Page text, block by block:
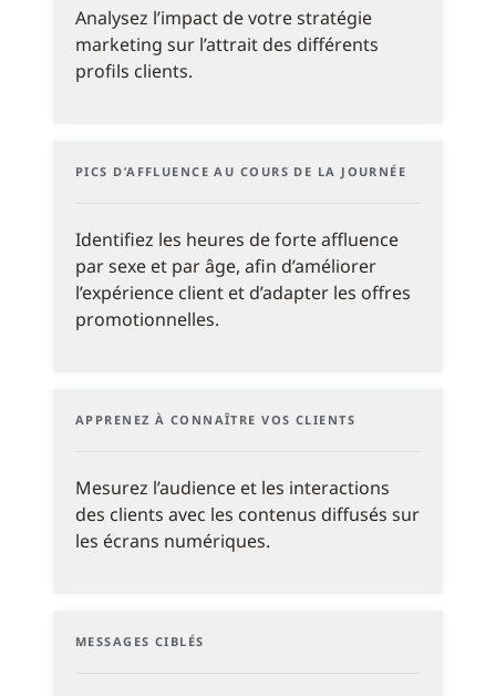
Analysez l’impact de votre stratégie
marketing sur l’attrait des différents
profils clients.
PICS D’AFFLUENCE AU COURS DE LA JOURNÉE
Identifiez les heures de forte affluence
par sexe et par âge, afin d’améliorer
l’expérience client et d’adapter les offres
promotionnelles.
APPRENEZ À CONNAÎTRE VOS CLIENTS
Mesurez l’audience et les interactions
des clients avec les contenus diffusés sur
les écrans numériques.
MESSAGES CIBLÉS